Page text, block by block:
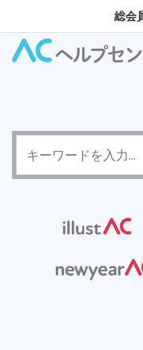
総会